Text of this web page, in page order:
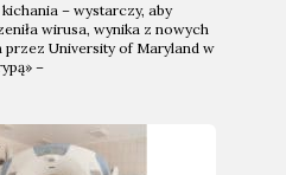
– wystarczy, aby
wirusa, wynika z nowych
University of Maryland w
–